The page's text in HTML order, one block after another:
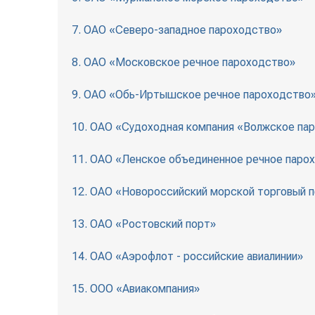
7. ОАО «Северо-западное пароходство»
8. ОАО «Московское речное пароходство»
9. ОАО «Обь-Иртышское речное
10. ОАО «Судоходная компания «Волжское
11. ОАО «Ленское объединенное речное
12. ОАО «Новороссийский морской торговый
13. ОАО «Ростовский порт»
14. ОАО «Аэрофлот - российские авиалинии»
15. ООО «Авиакомпания»